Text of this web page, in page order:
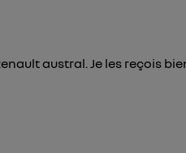
austral. Je les reçois